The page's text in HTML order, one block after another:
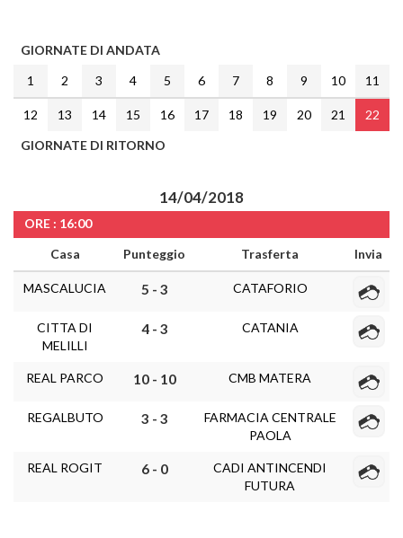
GIORNATE DI ANDATA
1
2 3 4 5 6 7 8 9 10 11
12 13 14 15 16 17 18 19 20 21
22
GIORNATE DI RITORNO
14/04/2018
ORE : 16:00
Casa
Punteggio Trasferta Invia
MASCALUCIA 5 - 3 CATAFORIO
CITTA DI
MELILLI
4 - 3 CATANIA
REAL PARCO 10 - 10 CMB MATERA
REGALBUTO 3 - 3
FARMACIA CENTRALE
PAOLA
REAL ROGIT 6 - 0
CADI ANTINCENDI
FUTURA